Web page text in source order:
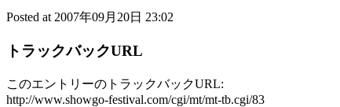
Posted at 2007年09月20日 23:02
トラックバックURL
このエントリーのトラックバックURL:
http://www.showgo-festival.com/cgi/mt/mt-tb.cgi/83